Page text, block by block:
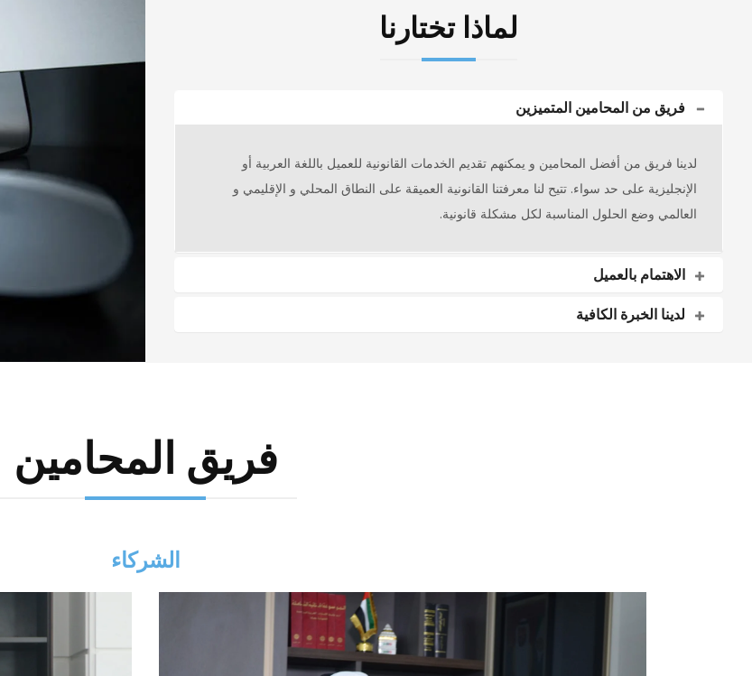
لماذا تختارنا
فريق من المحامين المتميزين
لدينا فريق من أفضل المحامين و يمكنهم تقديم الخدمات القانونية للعميل باللغة العربية أو
الإنجليزية على حد سواء. تتيح لنا معرفتنا القانونية العميقة على النطاق المحلي و الإقليمي و
العالمي وضع الحلول المناسبة لكل مشكلة قانونية.
الاهتمام بالعميل
لدينا الخبرة الكافية
فريق المحامين
الشركاء